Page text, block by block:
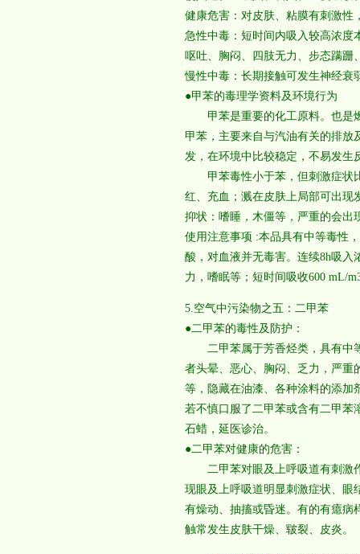
健康危害：对皮肤、粘膜有刺激性
急性中毒：短时间内吸入较高浓度
呕吐、胸闷、四肢无力、步态蹒跚
慢性中毒：长期接触可发生神经衰
●甲苯的毒理学资料及环境行为
甲苯是重要的化工原料。也是燃
甲苯，主要来自与汽油有关的排放
发，在环境中比较稳定，不易发生
甲苯毒性小于苯，但刺激症状比
红、充血；溅在皮肤上局部可出现
抑状：嗜睡，木僵等，严重的会出
使用注意事项 :本品具有中等毒性
酸，对血液并无毒害。连续8h吸入
力，嗜眠等；短时间吸收600 mL/
5.空气中污染物之五：二甲苯
●二甲苯的毒性及防护：
二甲苯属于芳香烃类，具有中等
者头晕、恶心、胸闷、乏力，严重
等，隐藏在油漆、各种涂料的添加
若不慎口服了二甲苯或含有二甲苯
石蜡，延医诊治。
●二甲苯对健康的危害：
二甲苯对眼及上呼吸道有刺激作
现眼及上呼吸道明显刺激症状、眼
有燥动、抽搐或昏迷。有的有癔病
触常发生皮肤干燥、皲裂、皮炎。